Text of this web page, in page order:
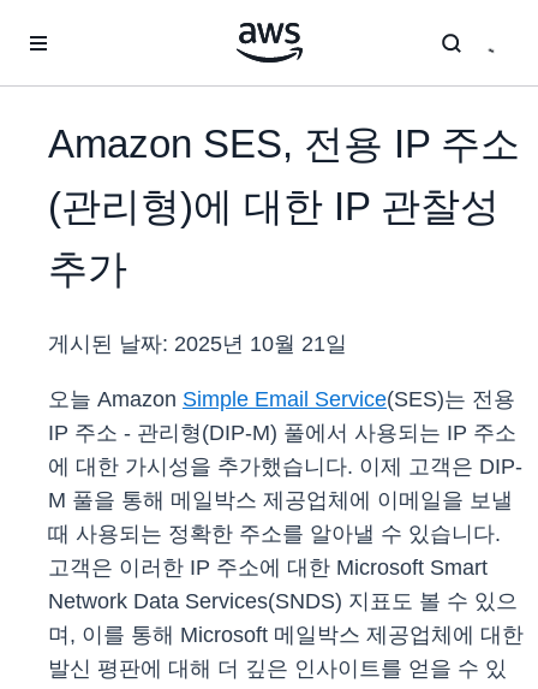
Amazon SES, 전용 IP 주소
(관리형)에 대한 IP 관찰성
추가
게시된 날짜: 2025년 10월 21일
오늘 Amazon Simple Email Service(SES)는 전용
IP 주소 - 관리형(DIP-M) 풀에서 사용되는 IP 주소
에 대한 가시성을 추가했습니다. 이제 고객은 DIP-
M 풀을 통해 메일박스 제공업체에 이메일을 보낼
때 사용되는 정확한 주소를 알아낼 수 있습니다.
고객은 이러한 IP 주소에 대한 Microsoft Smart
Network Data Services(SNDS) 지표도 볼 수 있으
며, 이를 통해 Microsoft 메일박스 제공업체에 대한
발신 평판에 대해 더 깊은 인사이트를 얻을 수 있